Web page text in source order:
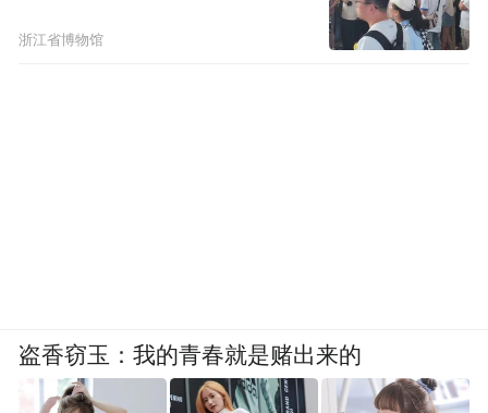
浙江省博物馆
盗香窃玉：我的青春就是赌出来的